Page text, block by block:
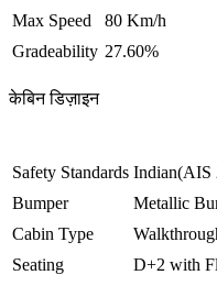
Max Speed
80 Km/h
Gradeability 27.60%
केबिन डिज़ाइन
Safety Standards Indian(AIS
Bumper
Metallic
Cabin Type
Seating
D+2 with